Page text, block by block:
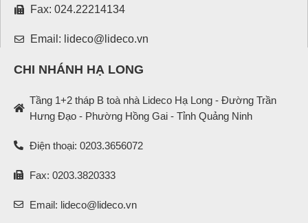
Fax: 024.22214134
Email: lideco@lideco.vn
CHI NHÁNH HẠ LONG
Tầng 1+2 tháp B toà nhà Lideco Hạ Long - Đường Trần
Hưng Đạo - Phường Hồng Gai - Tỉnh Quảng Ninh
Điện thoại: 0203.3656072
Fax: 0203.3820333
Email: lideco@lideco.vn